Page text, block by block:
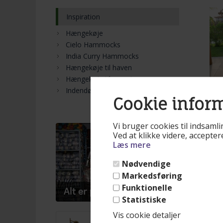
Cookie
Vi bruger cookies til
Ved at klikke videre,
Læs mere
Nødvendige
Markedsføring
Funktionelle
Statistiske
Vis cookie detaljer
Inspiration
Hængekøje
Cielo Hammocks
India Curry Hammocks
Hængekøje til haven
Hængekøje til camping
Indendørs hængekøje